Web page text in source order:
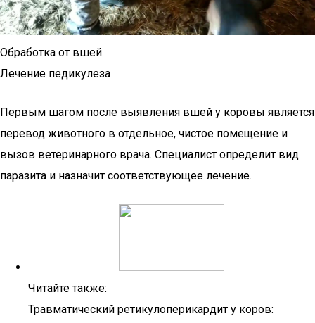
Обработка от вшей.
Лечение педикулеза
Первым шагом после выявления вшей у коровы является
перевод животного в отдельное, чистое помещение и
вызов ветеринарного врача. Специалист определит вид
паразита и назначит соответствующее лечение.
Читайте также:
Травматический ретикулоперикардит у коров: